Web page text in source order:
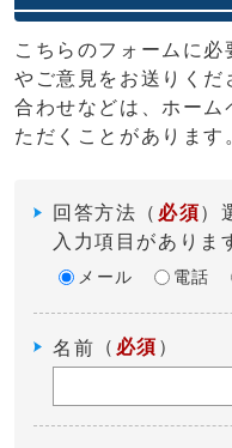
こちらのフォームに
やご意見をお送りく
合わせなどは、ホーム
ただくことがあります
回答方法 （ 必須）
入力項目がありま
メール 電話
名前 （ 必須 ）